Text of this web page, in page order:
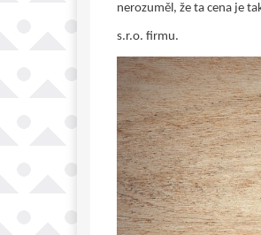
nerozuměl, že ta cena je
s.r.o. firmu.